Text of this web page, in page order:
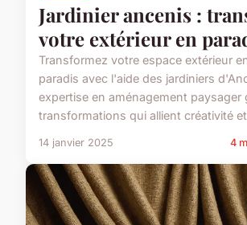
Jardinier ancenis :
votre extérieur en
Transformez votre espace extérieur
paradis avec l'aide des jardiniers
expertise en aménagement paysager
transformations qui allient créativité
14 janvier 2025 4